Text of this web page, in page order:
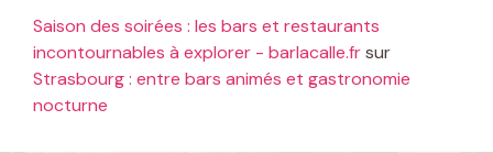
Saison des soirées : les bars et restaurants
incontournables à explorer - barlacalle.frsur
Strasbourg : entre bars animés et gastronomie
nocturne